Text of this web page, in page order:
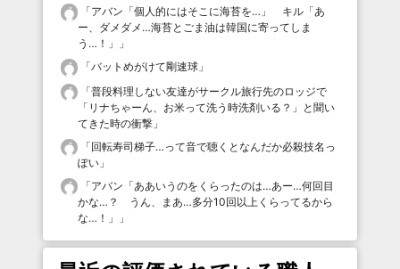
「アバン「個人的にはそこに海苔を…」 キル「あ
ー、ダメダメ…海苔とごま油は韓国に寄ってしま
う…！」
」
「バットめがけて剛速球 」
「普段料理しない友達がサークル旅行先のロッジで
「リナちゃーん、お米って洗う時洗剤いる？」と聞い
てきた時の衝撃 」
「回転寿司梯子…って音で聴くとなんだか必殺技名っ
ぽい 」
「アバン「ああいうのをくらったのは…あー…何回目
かな…？ うん、まあ…多分10回以上くらってるから
な…！」
」